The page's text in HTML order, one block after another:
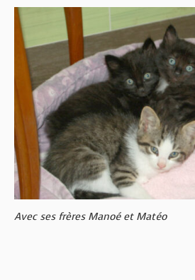
Avec ses frères Manoé et Matéo